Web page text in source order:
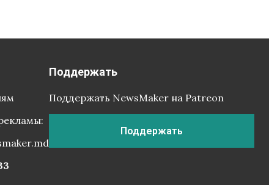
Поддержать
Поддержать NewsMaker на Patreon
Поддержать